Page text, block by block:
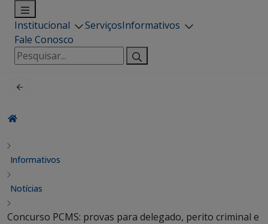
Institucional ServiçosInformativos
Fale Conosco
Pesquisar
por:
Informativos
Notícias
Concurso PCMS: provas para delegado, perito criminal e